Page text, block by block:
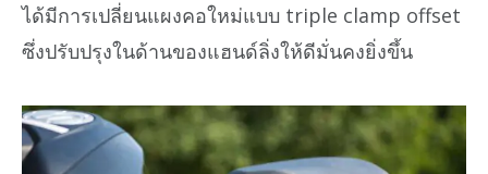
ได้มีการเปลี่ยนแผงคอใหม่แบบ triple clamp offset
ซึ่งปรับปรุงในด้านของแฮนด์ลิ่งให้ดีมั่นคงยิ่งขึ้น